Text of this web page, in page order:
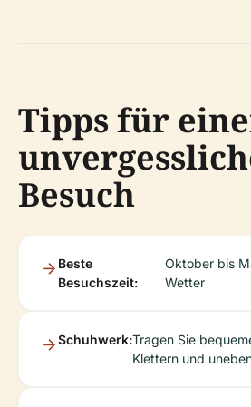
Tipps für
Besuch
Beste
Besuchszeit:
Oktober bis
Wetter
Schuhwerk:Tragen Sie
Klettern und